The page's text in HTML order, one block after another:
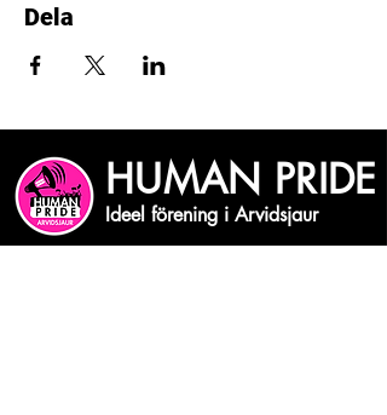
Dela
HUMAN PRIDE
Ideel förening i Arvidsjaur